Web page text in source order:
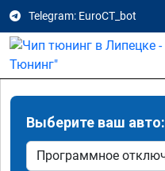
Telegram: EuroCT_bot
Выберите ваш авто: